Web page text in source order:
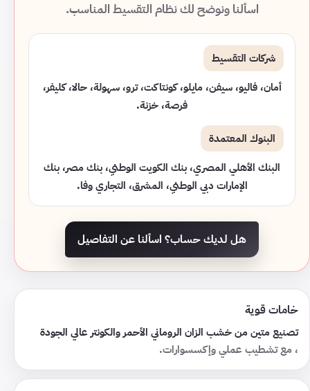
اسألنا ونوضح لك نظام التقسيط المناسب.
شركات التقسيط
أمان، فاليو، سيفن، مايلو، كونتاكت، ترو، سهولة، حالا، كليفر،
فرصة، خزنة.
البنوك المعتمدة
البنك الأهلي المصري، بنك الكويت الوطني، بنك مصر، بنك
الإمارات دبي الوطني، المشرق، التجاري وفا.
هل لديك حساب؟ اسألنا عن التفاصيل
خامات قوية
تصنيع متين من خشب الزان الروماني الأحمر والكونتر عالي الجودة
، مع تشطيب عملي وإكسسوارات.